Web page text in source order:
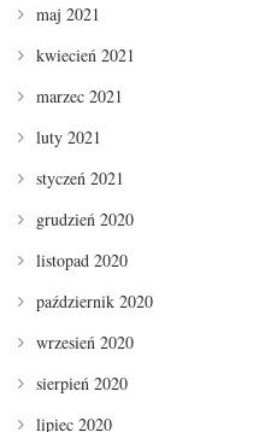
maj 2021
kwiecień 2021
marzec 2021
luty 2021
styczeń 2021
grudzień 2020
listopad 2020
październik 2020
wrzesień 2020
sierpień 2020
lipiec 2020